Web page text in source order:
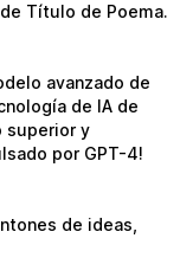
Título de Poema.
avanzado de
de IA de
superior y
por GPT-4!
de ideas,